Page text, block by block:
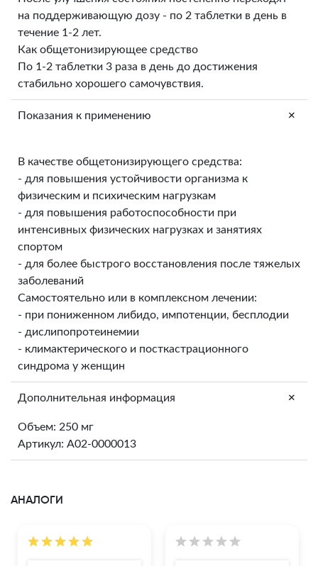
на поддерживающую дозу - по 2 таблетки в день в
течение 1-2 лет.
Как общетонизирующее средство
По 1-2 таблетки 3 раза в день до достижения
стабильно хорошего самочувствия.
Показания к применению +
В качестве общетонизирующего средства:
- для повышения устойчивости организма к
физическим и психическим нагрузкам
- для повышения работоспособности при
интенсивных физических нагрузках и занятиях
спортом
- для более быстрого восстановления после тяжелых
заболеваний
Самостоятельно или в комплексном лечении:
- при пониженном либидо, импотенции, бесплодии
- дислипопротеинемии
- климактерического и посткастрационного
синдрома у женщин
Дополнительная информация +
Объем: 250 мг
Артикул: A02-0000013
АНАЛОГИ